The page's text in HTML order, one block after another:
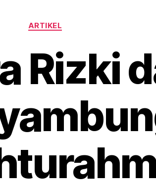
Categories
ARTIKEL
Rizki